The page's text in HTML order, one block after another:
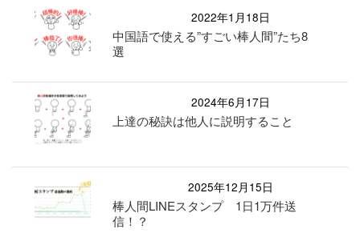
2022年1月18日
中国語で使える”すごい棒人間”たち8
選
2024年6月17日
上達の秘訣は他人に説明すること
2025年12月15日
棒人間LINEスタンプ 1日1万件送
信！？